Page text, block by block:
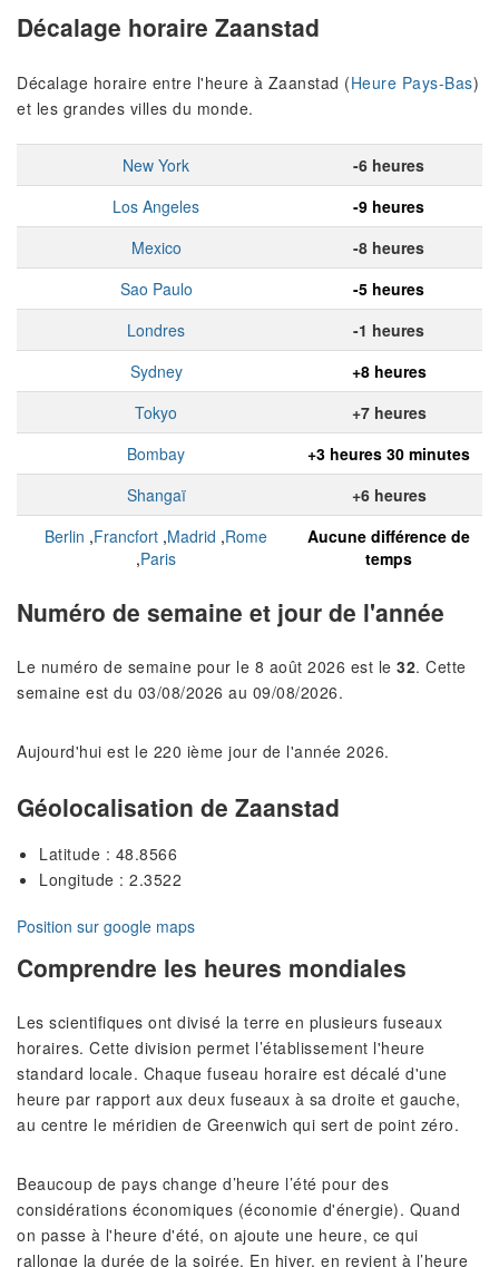
Décalage horaire Zaanstad
Décalage horaire entre l'heure à Zaanstad (Heure Pays-Bas)
et les grandes villes du monde.
New York
-6 heures
Los Angeles
-9 heures
Mexico
-8 heures
Sao Paulo
-5 heures
Londres
-1 heures
Sydney
+8 heures
Tokyo
+7 heures
Bombay
+3 heures 30 minutes
Shangaï
+6 heures
Berlin ,Francfort ,Madrid ,Rome
,Paris
Aucune différence de
temps
Numéro de semaine et jour de l'année
Le numéro de semaine pour le 8 août 2026 est le 32. Cette
semaine est du 03/08/2026 au 09/08/2026.
Aujourd'hui est le 220 ième jour de l'année 2026.
Géolocalisation de Zaanstad
Latitude : 48.8566
Longitude : 2.3522
Position sur google maps
Comprendre les heures mondiales
Les scientifiques ont divisé la terre en plusieurs fuseaux
horaires. Cette division permet l’établissement l'heure
standard locale. Chaque fuseau horaire est décalé d'une
heure par rapport aux deux fuseaux à sa droite et gauche,
au centre le méridien de Greenwich qui sert de point zéro.
Beaucoup de pays change d’heure l’été pour des
considérations économiques (économie d'énergie). Quand
on passe à l'heure d'été, on ajoute une heure, ce qui
rallonge la durée de la soirée. En hiver, en revient à l’heure